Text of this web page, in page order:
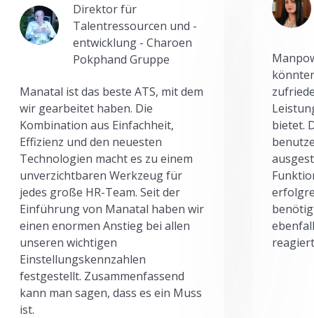
Direktor für
Talentressourcen und -
entwicklung - Charoen
Pokphand Gruppe
Manatal ist das beste ATS, mit dem
wir gearbeitet haben. Die
Kombination aus Einfachheit,
Effizienz und den neuesten
Technologien macht es zu einem
unverzichtbaren Werkzeug für
jedes große HR-Team. Seit der
Einführung von Manatal haben wir
einen enormen Anstieg bei allen
unseren wichtigen
Einstellungskennzahlen
festgestellt. Zusammenfassend
kann man sagen, dass es ein Muss
ist.
bietet.